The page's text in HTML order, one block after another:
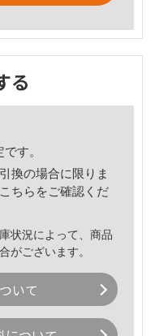
る
す。
換の場合に限りま
こちら をご確認くだ
状況によって、商品
がございます。
いて